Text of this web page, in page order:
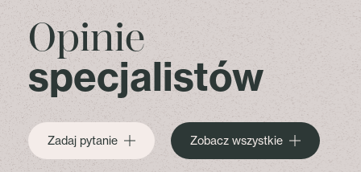
Opinie
specjalistów
Zadaj pytanie Zobacz wszystkie